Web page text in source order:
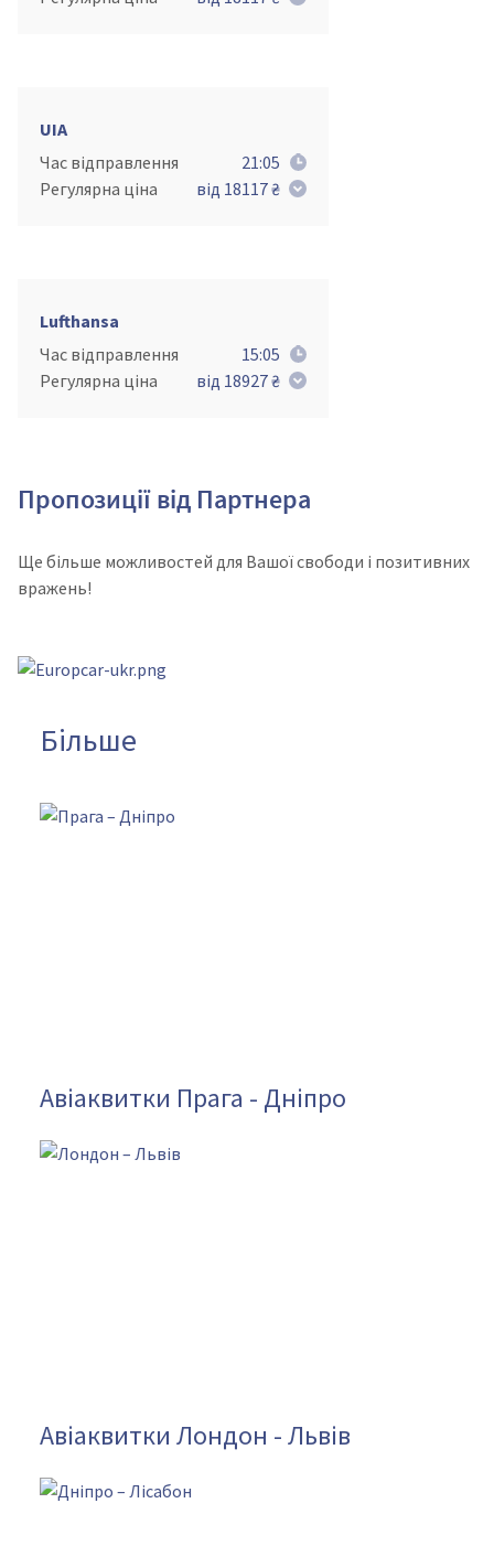
UIA
Час відправлення
21:05
Регулярна ціна
від 18117 ₴
Lufthansa
Час відправлення
15:05
Регулярна ціна
від 18927 ₴
Пропозиції від Партнера
Ще більше можливостей для Вашої свободи і позитивних
вражень!
Більше
Авіаквитки Прага - Дніпро
Авіаквитки Лондон - Львів